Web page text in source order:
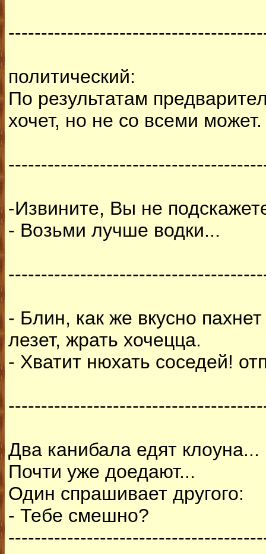
политический:
По результатам
хочет, но не со всеми
-Извините, Вы не
- Возьми лучше водки...
- Блин, как же вкусно
лезет, жрать хочецца.
- Хватит нюхать соседей!
Два канибала едят клоуна...
Почти уже доедают...
Один спрашивает другого:
- Тебе смешно?